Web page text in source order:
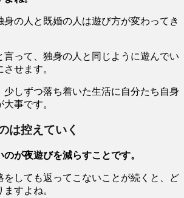
身の人と既婚の人は遊び方が変わってき
言って、独身の人と同じように遊んでい
せます。
少しずつ落ち着いた生活に自分たち自身
事です。
は控えていく
が夜遊びを減らすことです。
をしても返ってこないことが続くと、ど
すよね。